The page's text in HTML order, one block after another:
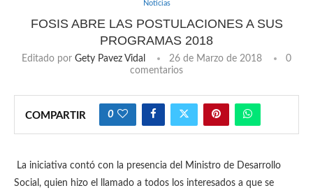
Noticias
FOSIS ABRE LAS POSTULACIONES A SUS
PROGRAMAS 2018
Editado por Gety Pavez Vidal 26 de Marzo de 2018
0
comentarios
COMPARTIR 0
La iniciativa contó con la presencia del Ministro de Desarrollo
Social, quien hizo el llamado a todos los interesados a que se